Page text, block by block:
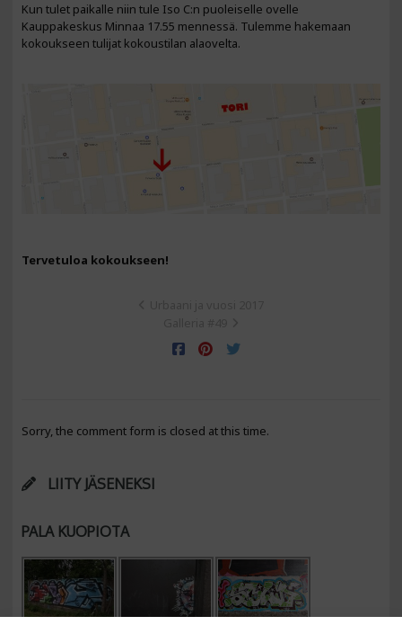
Kun tulet paikalle niin tule Iso C:n puoleiselle ovelle
Kauppakeskus Minnaa 17.55 mennessä. Tulemme hakemaan
kokoukseen tulijat kokoustilan alaovelta.
Tervetuloa kokoukseen!
Sorry, the comment form is closed at this time.
LIITY JÄSENEKSI
PALA KUOPIOTA